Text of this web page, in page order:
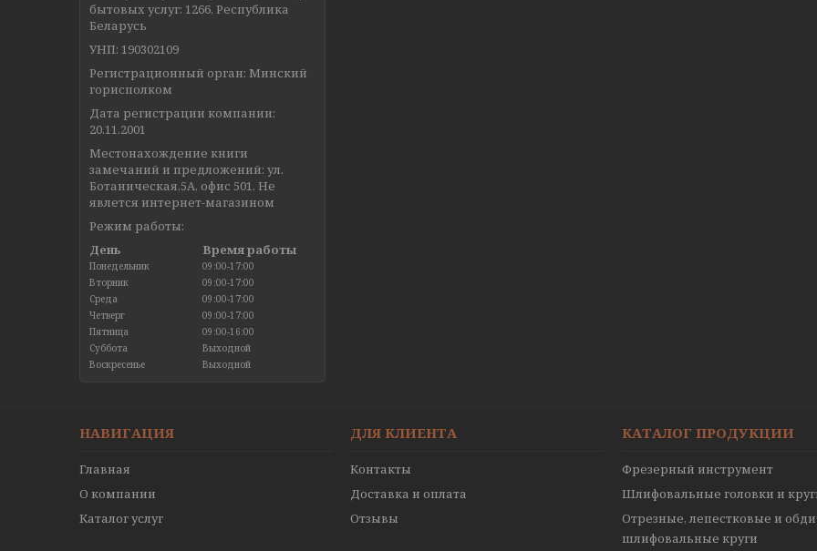
бытовых услуг: 1266, Республика
Беларусь
УНП: 190302109
Регистрационный орган: Минский
горисполком
Дата регистрации компании:
20.11.2001
Местонахождение книги
замечаний и предложений: ул.
Ботаническая,5А, офис 501. Не
явлется интернет-магазином
Режим работы:
День
Время работы
Понедельник
09:00-17:00
Вторник
09:00-17:00
Среда
09:00-17:00
Четверг
09:00-17:00
Пятница
09:00-16:00
Суббота
Выходной
Воскресенье
Выходной
НАВИГАЦИЯ
Главная
О компании
Каталог услуг
ДЛЯ КЛИЕНТА
Контакты
Доставка и оплата
Отзывы
КАТАЛОГ ПРОДУКЦИИ
Фрезерный инструмент
Шлифовальные головки и
Отрезные, лепестковые и
шлифовальные круги